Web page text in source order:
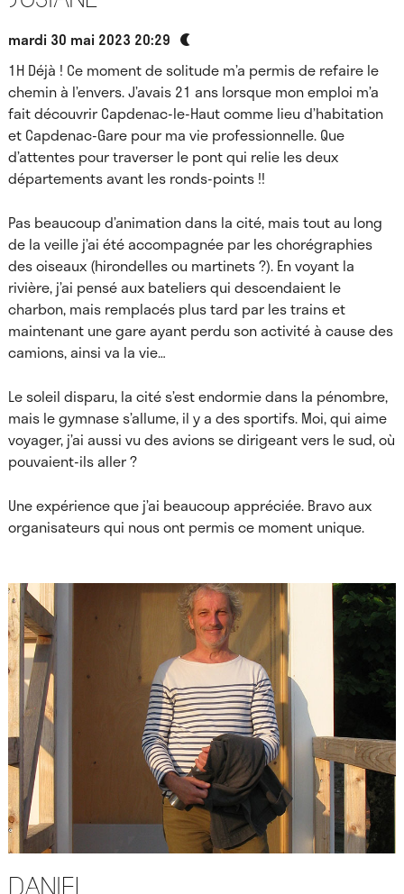
mardi 30 mai 2023 20:29
1H Déjà ! Ce moment de solitude m’a permis de refaire le
chemin à l’envers. J’avais 21 ans lorsque mon emploi m’a
fait découvrir Capdenac-le-Haut comme lieu d’habitation
et Capdenac-Gare pour ma vie professionnelle. Que
d’attentes pour traverser le pont qui relie les deux
départements avant les ronds-points !!
Pas beaucoup d’animation dans la cité, mais tout au long
de la veille j’ai été accompagnée par les chorégraphies
des oiseaux (hirondelles ou martinets ?). En voyant la
rivière, j’ai pensé aux bateliers qui descendaient le
charbon, mais remplacés plus tard par les trains et
maintenant une gare ayant perdu son activité à cause des
camions, ainsi va la vie…
Le soleil disparu, la cité s’est endormie dans la pénombre,
mais le gymnase s’allume, il y a des sportifs. Moi, qui aime
voyager, j’ai aussi vu des avions se dirigeant vers le sud, où
pouvaient-ils aller ?
Une expérience que j’ai beaucoup appréciée. Bravo aux
organisateurs qui nous ont permis ce moment unique.
Daniel